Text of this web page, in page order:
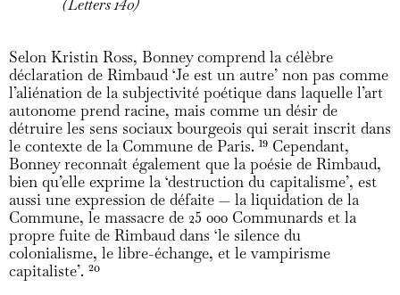
(Letters 140)
Selon Kristin Ross, Bonney comprend la célèbre
déclaration de Rimbaud ‘Je est un autre’ non pas comme
l’aliénation de la subjectivité poétique dans laquelle l’art
autonome prend racine, mais comme un désir de
détruire les sens sociaux bourgeois qui serait inscrit dans
le contexte de la Commune de Paris. 19 Cependant,
Bonney reconnaît également que la poésie de Rimbaud,
bien qu’elle exprime la ‘destruction du capitalisme’, est
aussi une expression de défaite — la liquidation de la
Commune, le massacre de 25 000 Communards et la
propre fuite de Rimbaud dans ‘le silence du
colonialisme, le libre-échange, et le vampirisme
capitaliste’. 20